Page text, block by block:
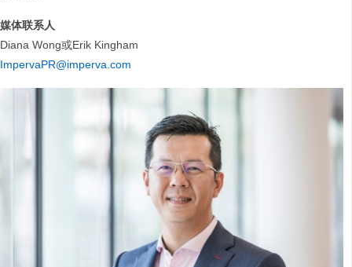
媒体联系人
Diana Wong或Erik Kingham
ImpervaPR@imperva.com